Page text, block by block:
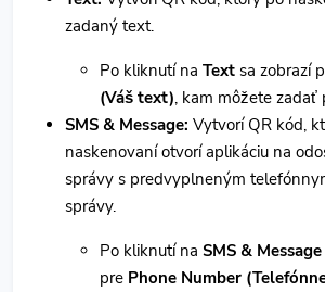
zadaný text.
Po kliknutí na Text sa zobrazí
(Váš text), kam môžete
SMS & Message: Vytvorí QR kód,
naskenovaní otvorí aplikáciu na
správy s predvyplneným
správy.
Po kliknutí na SMS & Message
pre Phone Number